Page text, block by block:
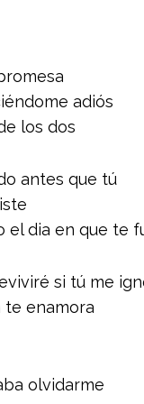
adiós
los dos
antes que tú
el dia en que te
si tú me
te enamora
olvidarme